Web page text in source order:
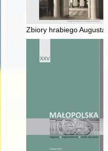
Zbiory hrabiego Augusta